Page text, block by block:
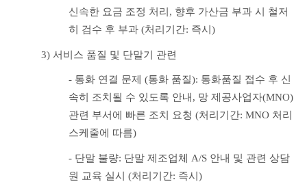
신속한 요금 조정 처리, 향후 가산금 부과 시 철저
히 검수 후 부과 (처리기간: 즉시)
3) 서비스 품질 및 단말기 관련
- 통화 연결 문제 (통화 품질): 통화품질 접수 후 신
속히 조치될 수 있도록 안내, 망 제공사업자(MNO)
관련 부서에 빠른 조치 요청 (처리기간: MNO 처리
스케줄에 따름)
- 단말 불량: 단말 제조업체 A/S 안내 및 관련 상담
원 교육 실시 (처리기간: 즉시)